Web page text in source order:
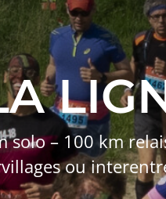
solo – 100 km
ou